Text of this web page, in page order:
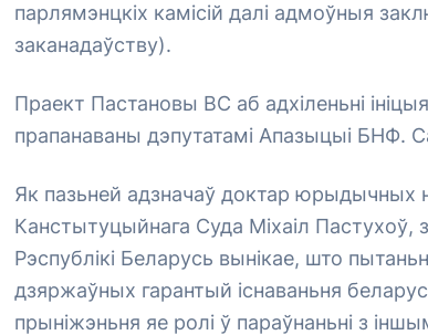
парлямэнцкіх камісій далі адмоўныя
заканадаўству).
Праект Пастановы ВС аб адхіленьні
прапанаваны дэпутатамі Апазыцыі БНФ.
Як пазьней адзначаў доктар юрыдычных
Канстытуцыйнага Суда Міхаіл Пастухоў,
Рэспублікі Беларусь вынікае, што
дзяржаўных гарантый існаваньня
прыніжэньня яе ролі ў параўнаньні з